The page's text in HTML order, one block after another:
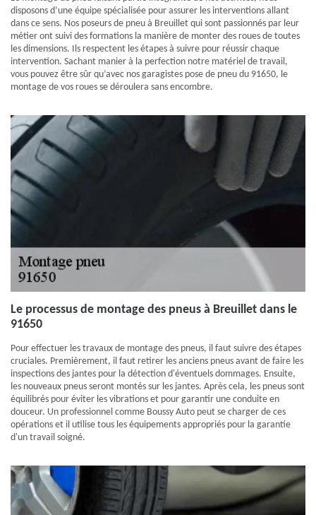
disposons d’une équipe spécialisée pour assurer les interventions allant
dans ce sens. Nos poseurs de pneu à Breuillet qui sont passionnés par leur
métier ont suivi des formations la manière de monter des roues de toutes
les dimensions. Ils respectent les étapes à suivre pour réussir chaque
intervention. Sachant manier à la perfection notre matériel de travail,
vous pouvez être sûr qu’avec nos garagistes pose de pneu du 91650, le
montage de vos roues se déroulera sans encombre.
Le processus de montage des pneus à Breuillet dans le
91650
Pour effectuer les travaux de montage des pneus, il faut suivre des étapes
cruciales. Premièrement, il faut retirer les anciens pneus avant de faire les
inspections des jantes pour la détection d'éventuels dommages. Ensuite,
les nouveaux pneus seront montés sur les jantes. Après cela, les pneus sont
équilibrés pour éviter les vibrations et pour garantir une conduite en
douceur. Un professionnel comme Boussy Auto peut se charger de ces
opérations et il utilise tous les équipements appropriés pour la garantie
d'un travail soigné.